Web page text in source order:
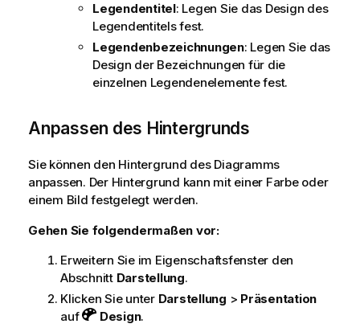
Legendentitel: Legen Sie das Design des
Legendentitels fest.
Legendenbezeichnungen: Legen Sie das
Design der Bezeichnungen für die
einzelnen Legendenelemente fest.
Anpassen des Hintergrunds
Sie können den Hintergrund des Diagramms
anpassen. Der Hintergrund kann mit einer Farbe oder
einem Bild festgelegt werden.
Gehen Sie folgendermaßen vor:
Erweitern Sie im Eigenschaftsfenster den
Abschnitt Darstellung.
Klicken Sie unter Darstellung > Präsentation
auf
Design.